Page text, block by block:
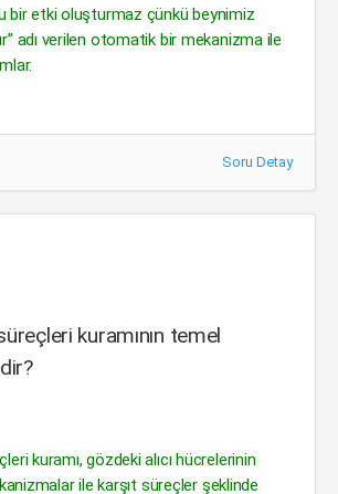
bir etki oluşturmaz çünkü beynimiz
adı verilen otomatik bir mekanizma ile
Soru Detay
kuramının temel
kuramı, gözdeki alıcı hücrelerinin
ile karşıt süreçler şeklinde